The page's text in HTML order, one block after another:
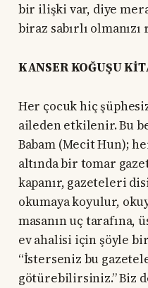
bir ilişki var, diye
biraz sabırlı
KANSER KOĞUŞU
Her çocuk hiç
aileden etkilenir. Bu
Babam (Mecit Hun);
altında bir tomar
kapanır, gazeteleri
okumaya koyulur,
masanın uç tarafına,
ev ahalisi için şöyle
“İsterseniz bu
götürebilirsiniz.” Biz